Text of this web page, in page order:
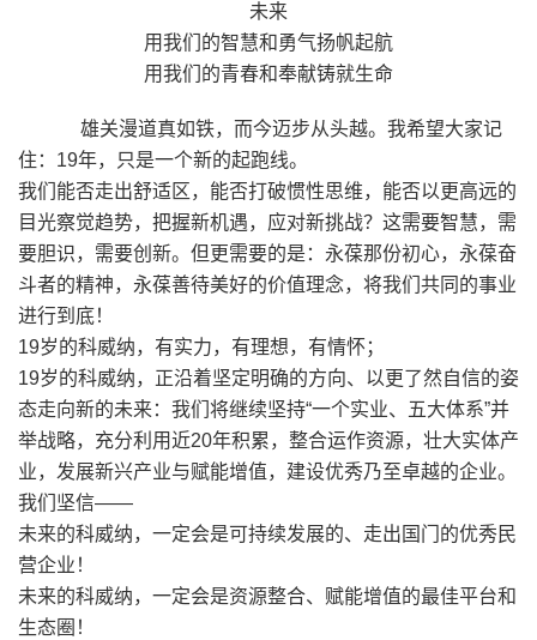
未来
用我们的智慧和勇气扬帆起航
用我们的青春和奉献铸就生命
雄关漫道真如铁，而今迈步从头越。我希望大家记
住：19年，只是一个新的起跑线。
我们能否走出舒适区，能否打破惯性思维，能否以更高远的
目光察觉趋势，把握新机遇，应对新挑战？这需要智慧，需
要胆识，需要创新。但更需要的是：永葆那份初心，永葆奋
斗者的精神，永葆善待美好的价值理念，将我们共同的事业
进行到底！
19岁的科威纳，有实力，有理想，有情怀；
19岁的科威纳，正沿着坚定明确的方向、以更了然自信的姿
态走向新的未来：我们将继续坚持“一个实业、五大体系”并
举战略，充分利用近20年积累，整合运作资源，壮大实体产
业，发展新兴产业与赋能增值，建设优秀乃至卓越的企业。
我们坚信——
未来的科威纳，一定会是可持续发展的、走出国门的优秀民
营企业！
未来的科威纳，一定会是资源整合、赋能增值的最佳平台和
生态圈！